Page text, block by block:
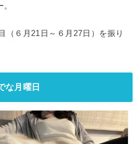
（６月21日～６月27日）を振り
な月曜日